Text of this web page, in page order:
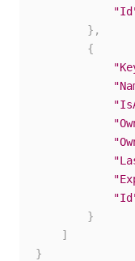
} ,
{
}
]
}